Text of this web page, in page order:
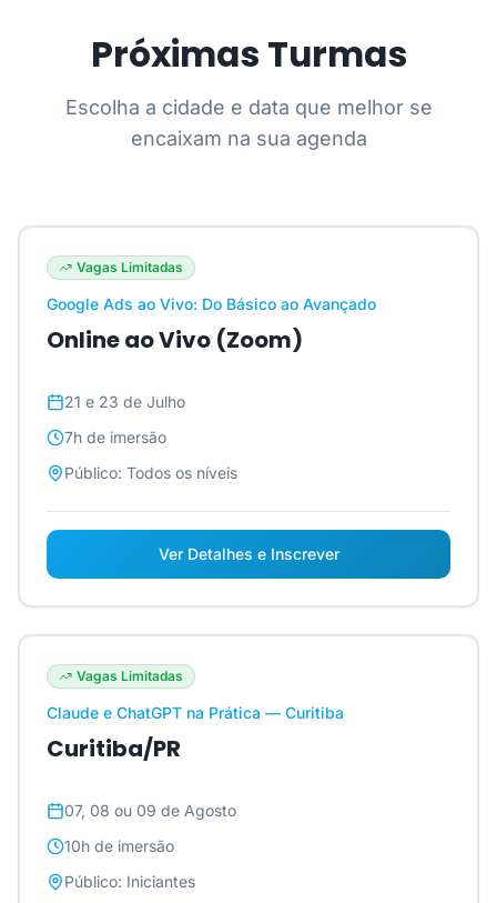
Próximas Turmas
Escolha a cidade e data que melhor se
encaixam na sua agenda
Vagas Limitadas
Google Ads ao Vivo: Do Básico ao Avançado
Online ao Vivo (Zoom)
21 e 23 de Julho
7h de imersão
Público: Todos os níveis
Ver Detalhes e Inscrever
Vagas Limitadas
Claude e ChatGPT na Prática — Curitiba
Curitiba/PR
07, 08 ou 09 de Agosto
10h de imersão
Público: Iniciantes